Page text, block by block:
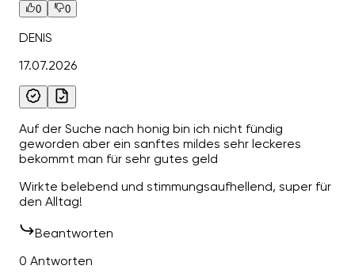
0 0
DENIS
17.07.2026
Auf der Suche nach honig bin ich nicht fündig
geworden aber ein sanftes mildes sehr leckeres
bekommt man für sehr gutes geld
Wirkte belebend und stimmungsaufhellend, super für
den Alltag!
Beantworten
0 Antworten